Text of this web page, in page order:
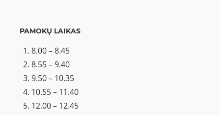
PAMOKŲ LAIKAS
8.00 – 8.45
8.55 – 9.40
9.50 – 10.35
10.55 – 11.40
12.00 – 12.45